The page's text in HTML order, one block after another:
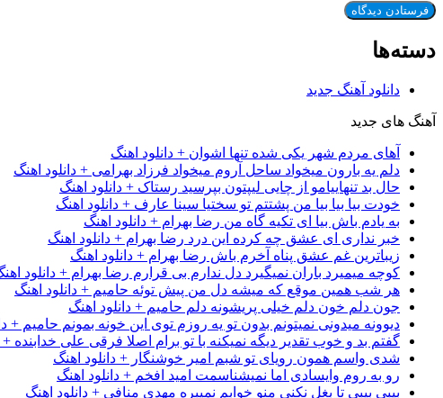
دسته‌ها
دانلود آهنگ جدید
آهنگ های جدید
آهای مردم شهر یکی شده تنها اشوان + دانلود اهنگ
دلم یه بارون میخواد ساحل آروم میخواد فرزاد بهرامی + دانلود اهنگ
حال بد تنهاییامو از چایی لیپتون بپرسید رستاک + دانلود اهنگ
خودت بیا بیا بیا من پشتتم تو سختیا سینا عارف + دانلود اهنگ
به یادم باش بیا ای تکیه گاه من رضا بهرام + دانلود اهنگ
خبر نداری ای عشق چه کرده این درد رضا بهرام + دانلود اهنگ
زیباترین غم عشق پناه آخرم باش رضا بهرام + دانلود اهنگ
کوچه میمیرد باران نمیگیرد دل ندارم بی قرارم رضا بهرام + دانلود
هر شب همین موقع که میشه دل من پیش توئه حامیم + دانلود اهنگ
جون دلم خون دلم خیلی پریشونه دلم حامیم + دانلود اهنگ
دیوونه میدونی نمیتونم بدون تو یه روزم توی این خونه بمونم حامیم +
گفتم بد و خوب تقدیر دیگه نمیکنه با تو برام اصلا فرقی علی خدابنده +
شدی واسم همون رویای تو شبم امیر خوشنگار + دانلود اهنگ
رو به روم وایسادی اما نمیشناسمت امید افخم + دانلود اهنگ
بیبی بیبی تا بغل نکنی منو خوابم نمیبره مهدی منافی + دانلود اهنگ